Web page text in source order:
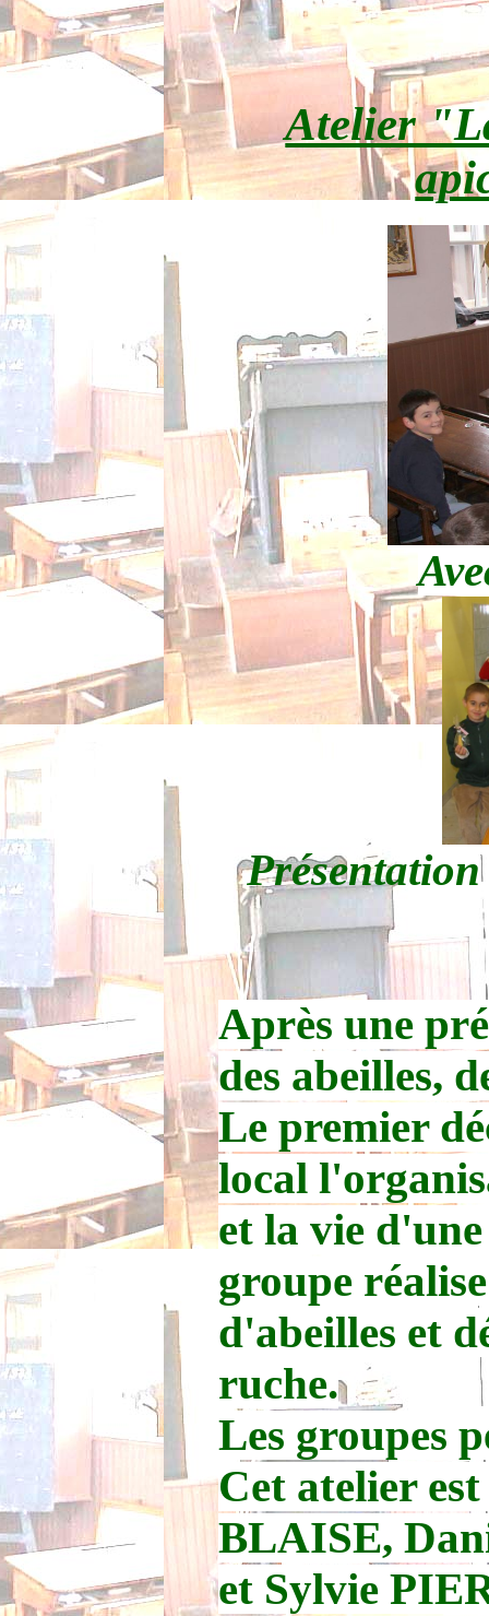
Atelier
Présentation
Après une
des abeilles,
Le premier
local
et la vie
groupe
d'abeilles et
ruche.
Les groupes
Cet atelier
BLAISE,
et Sylvie